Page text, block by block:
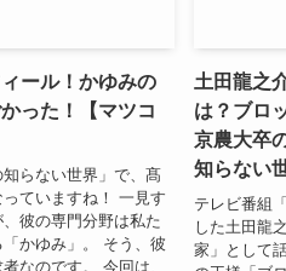
ール！かゆみの
った！【マツコ
らない世界」で、髙
ていますね！ 一見す
彼の専門分野は私た
かゆみ」。 そう、彼
なのです。 今回は、
土田龍之
は？ブロ
京農大卒
知らない
テレビ番組
した土田龍
家」として